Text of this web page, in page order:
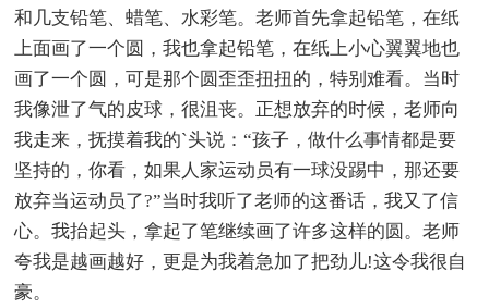
和几支铅笔、蜡笔、水彩笔。老师首先拿起铅笔，在纸
上面画了一个圆，我也拿起铅笔，在纸上小心翼翼地也
画了一个圆，可是那个圆歪歪扭扭的，特别难看。当时
我像泄了气的皮球，很沮丧。正想放弃的时候，老师向
我走来，抚摸着我的`头说：“孩子，做什么事情都是要
坚持的，你看，如果人家运动员有一球没踢中，那还要
放弃当运动员了?”当时我听了老师的这番话，我又了信
心。我抬起头，拿起了笔继续画了许多这样的圆。老师
夸我是越画越好，更是为我着急加了把劲儿!这令我很自
豪。